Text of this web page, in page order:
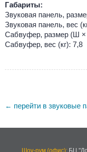
Габариты:
Звуковая панель,
Звуковая панель, вес
Сабвуфер, размер (Ш ×
Сабвуфер, вес (кг): 7,8
← перейти в звуковые